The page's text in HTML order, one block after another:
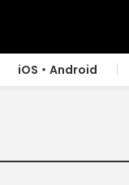
iOS・Android